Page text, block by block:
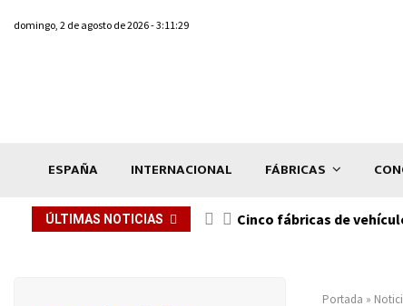
domingo, 2 de agosto de 2026 - 3:11:29
ESPAÑA INTERNACIONAL FÁBRICAS
ÚLTIMAS NOTICIAS Cinco fábricas de
Portada »